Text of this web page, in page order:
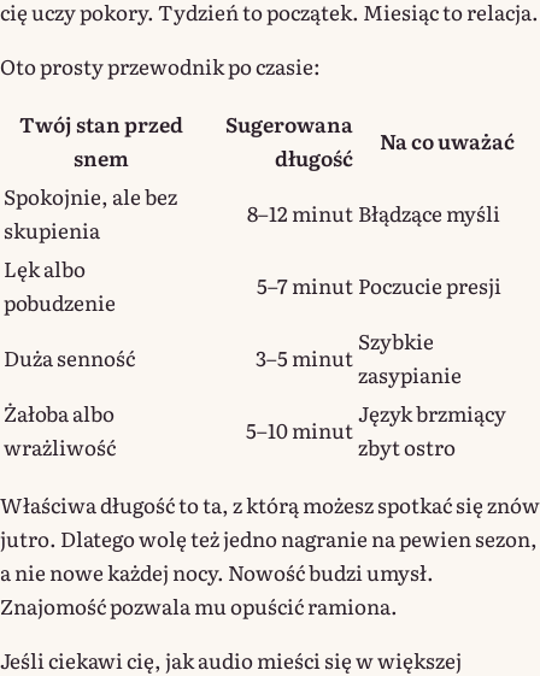
cię uczy pokory. Tydzień to początek. Miesiąc to relacja.
Oto prosty przewodnik po czasie:
Twój stan przed
snem
Sugerowana
długość
Na co uważać
Spokojnie, ale bez
skupienia
8–12 minut Błądzące myśli
Lęk albo
pobudzenie
5–7 minut Poczucie presji
Duża senność 3–5 minut
Szybkie
zasypianie
Żałoba albo
wrażliwość
5–10 minut
Język brzmiący
zbyt ostro
Właściwa długość to ta, z którą możesz spotkać się znów
jutro. Dlatego wolę też jedno nagranie na pewien sezon,
a nie nowe każdej nocy. Nowość budzi umysł.
Znajomość pozwala mu opuścić ramiona.
Jeśli ciekawi cię, jak audio mieści się w większej